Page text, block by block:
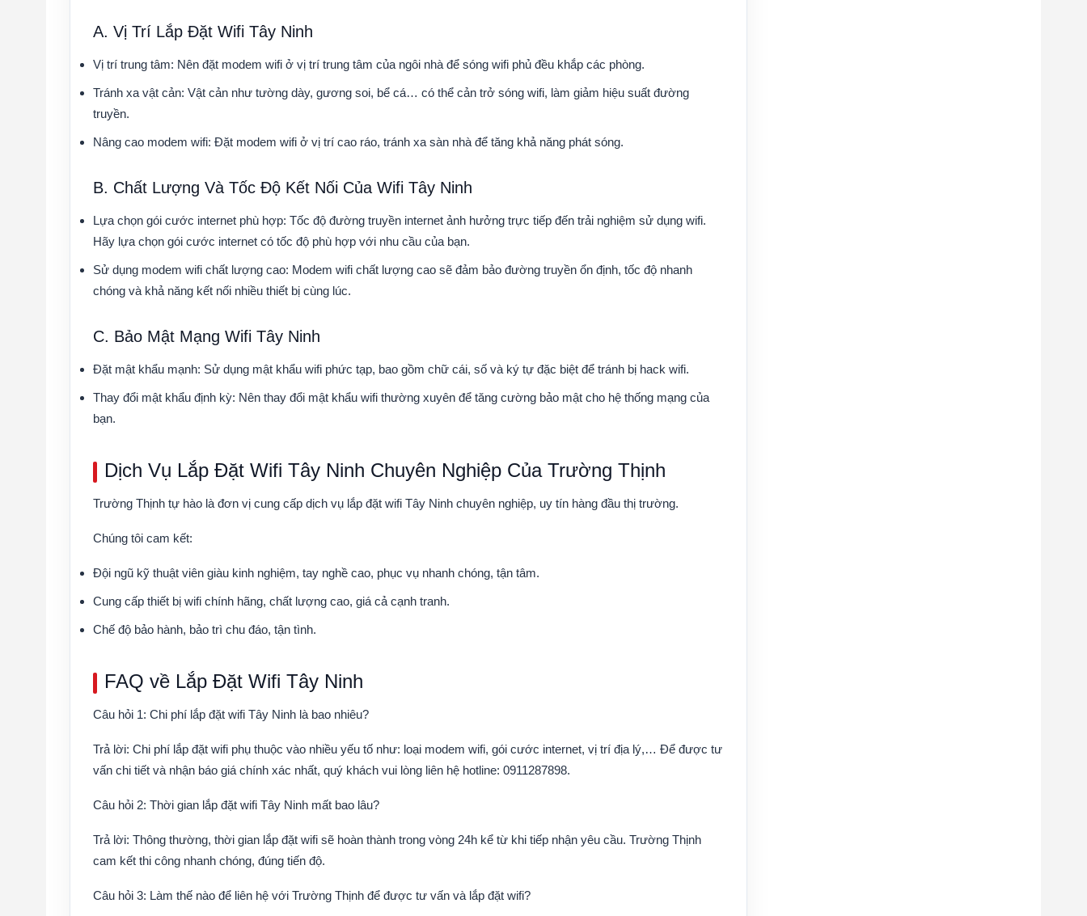
A. Vị Trí Lắp Đặt Wifi Tây Ninh
Vị trí trung tâm: Nên đặt modem wifi ở vị trí trung tâm của ngôi nhà để sóng wifi phủ đều khắp các phòng.
Tránh xa vật cản: Vật cản như tường dày, gương soi, bể cá… có thể cản trở sóng wifi, làm giảm hiệu suất đường
truyền.
Nâng cao modem wifi: Đặt modem wifi ở vị trí cao ráo, tránh xa sàn nhà để tăng khả năng phát sóng.
B. Chất Lượng Và Tốc Độ Kết Nối Của Wifi Tây Ninh
Lựa chọn gói cước internet phù hợp: Tốc độ đường truyền internet ảnh hưởng trực tiếp đến trải nghiệm sử dụng wifi.
Hãy lựa chọn gói cước internet có tốc độ phù hợp với nhu cầu của bạn.
Sử dụng modem wifi chất lượng cao: Modem wifi chất lượng cao sẽ đảm bảo đường truyền ổn định, tốc độ nhanh
chóng và khả năng kết nối nhiều thiết bị cùng lúc.
C. Bảo Mật Mạng Wifi Tây Ninh
Đặt mật khẩu mạnh: Sử dụng mật khẩu wifi phức tạp, bao gồm chữ cái, số và ký tự đặc biệt để tránh bị hack wifi.
Thay đổi mật khẩu định kỳ: Nên thay đổi mật khẩu wifi thường xuyên để tăng cường bảo mật cho hệ thống mạng của
bạn.
Dịch Vụ Lắp Đặt Wifi Tây Ninh Chuyên Nghiệp Của Trường Thịnh
Trường Thịnh tự hào là đơn vị cung cấp dịch vụ lắp đặt wifi Tây Ninh chuyên nghiệp, uy tín hàng đầu thị trường.
Chúng tôi cam kết:
Đội ngũ kỹ thuật viên giàu kinh nghiệm, tay nghề cao, phục vụ nhanh chóng, tận tâm.
Cung cấp thiết bị wifi chính hãng, chất lượng cao, giá cả cạnh tranh.
Chế độ bảo hành, bảo trì chu đáo, tận tình.
FAQ về Lắp Đặt Wifi Tây Ninh
Câu hỏi 1: Chi phí lắp đặt wifi Tây Ninh là bao nhiêu?
Trả lời: Chi phí lắp đặt wifi phụ thuộc vào nhiều yếu tố như: loại modem wifi, gói cước internet, vị trí địa lý,… Để được tư
vấn chi tiết và nhận báo giá chính xác nhất, quý khách vui lòng liên hệ hotline: 0911287898.
Câu hỏi 2: Thời gian lắp đặt wifi Tây Ninh mất bao lâu?
Trả lời: Thông thường, thời gian lắp đặt wifi sẽ hoàn thành trong vòng 24h kể từ khi tiếp nhận yêu cầu. Trường Thịnh
cam kết thi công nhanh chóng, đúng tiến độ.
Câu hỏi 3: Làm thế nào để liên hệ với Trường Thịnh để được tư vấn và lắp đặt wifi?